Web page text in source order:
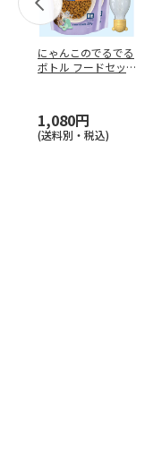
にゃんこのでるでる
ボトル フードセッ
1,080円
(送料別・税込)